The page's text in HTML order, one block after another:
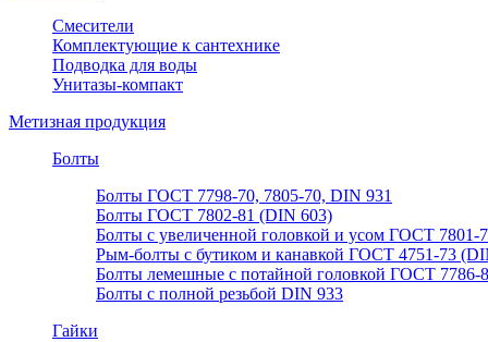
Смесители
Комплектующие к сантехнике
Подводка для воды
Унитазы-компакт
Метизная продукция
Болты
Болты ГОСТ 7798-70, 7805-70, DIN 931
Болты ГОСТ 7802-81 (DIN 603)
Болты с увеличенной головкой и усом ГОСТ 7801-
Рым-болты с бутиком и канавкой ГОСТ 4751-73
Болты лемешные с потайной головкой ГОСТ 7786-
Болты с полной резьбой DIN 933
Гайки